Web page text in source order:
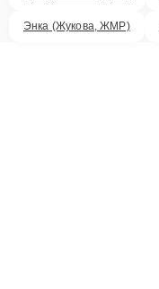
Энка (Жукова, ЖМР)